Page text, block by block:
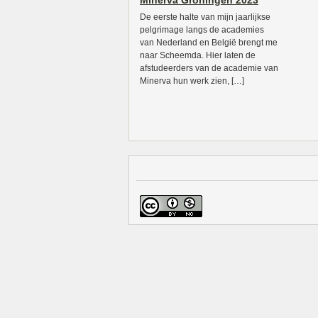
De eerste halte van mijn jaarlijkse
pelgrimage langs de academies
van Nederland en België brengt me
naar Scheemda. Hier laten de
afstudeerders van de academie van
Minerva hun werk zien, […]